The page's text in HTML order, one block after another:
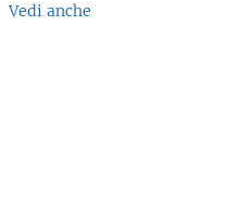
Vedi anche